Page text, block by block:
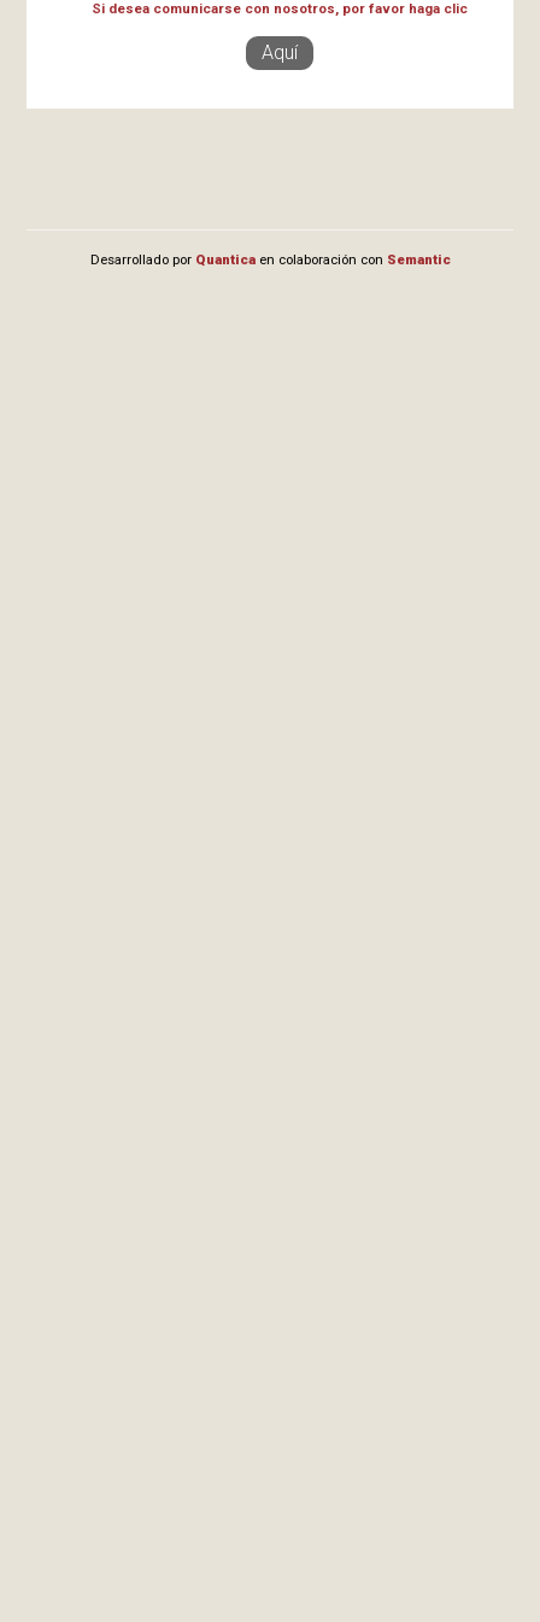
Si desea comunicarse con nosotros, por favor haga clic
Aquí
Desarrollado por Quanticaen colaboración con Semantic